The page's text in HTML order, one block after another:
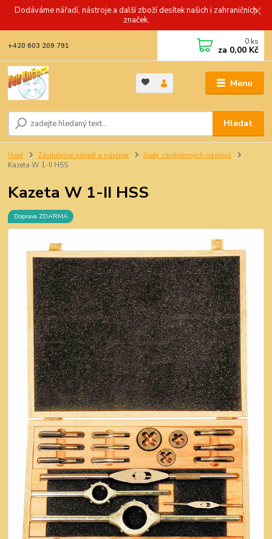
Dodáváme nářadí, nástroje a další zboží desítek našich i zahraničních
značek.
Menu
Hledat
+420 603 209 791 0 ks
za 0,00 Kč
Úvod Závitořezné nářadí a nástroje
Sady závitořezných nástrojů
Kazeta W 1-II HSS
Kazeta W 1-II HSS
Doprava ZDARMA